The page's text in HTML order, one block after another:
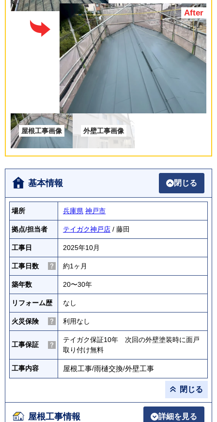
基本情報 閉じる
場所 兵庫県 神戸市
拠点/担当者 テイガク神戸店 / 藤田
工事日 2025年10月
工事日数 約1ヶ月
築年数 20〜30年
リフォーム歴 なし
火災保険 利用なし
工事保証
テイガク保証10年 次回の外壁塗装時に面戸
取り付け無料
工事内容 屋根工事/雨樋交換/外壁工事
閉じる
屋根工事情報 詳細を見る